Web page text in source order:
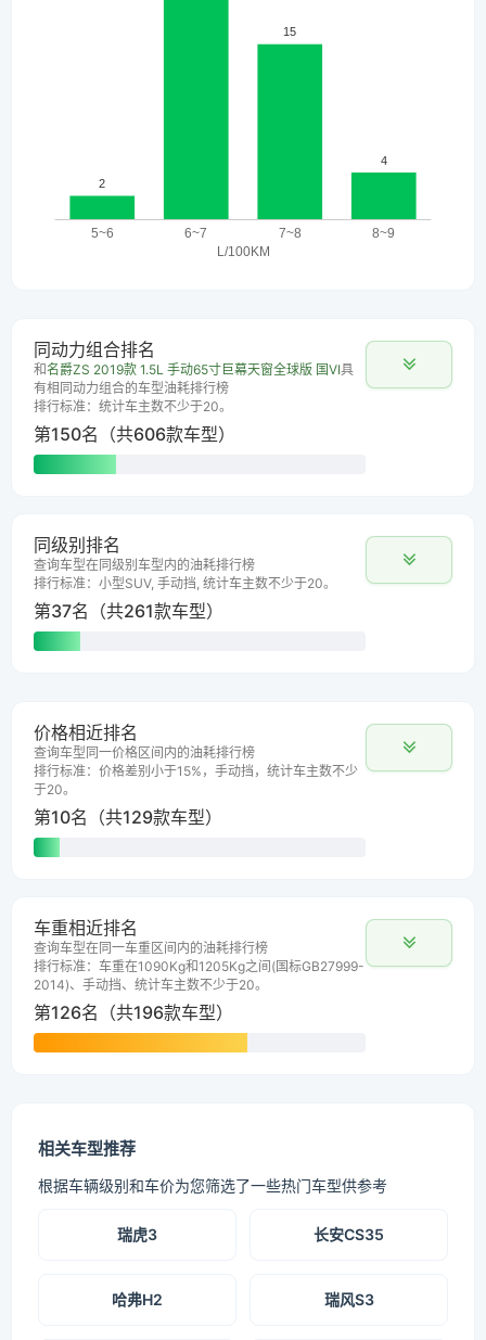
同动力组合排名
和名爵ZS 2019款 1.5L 手动65寸巨幕天窗全球版 国VI具
有相同动力组合的车型油耗排行榜
排行标准：统计车主数不少于20。
第150名（共606款车型）
同级别排名
查询车型在同级别车型内的油耗排行榜
排行标准：小型SUV, 手动挡, 统计车主数不少于20。
第37名（共261款车型）
价格相近排名
查询车型同一价格区间内的油耗排行榜
排行标准：价格差别小于15%，手动挡，统计车主数不少
于20。
第10名（共129款车型）
车重相近排名
查询车型在同一车重区间内的油耗排行榜
排行标准：车重在1090Kg和1205Kg之间(国标GB27999-
2014)、手动挡、统计车主数不少于20。
第126名（共196款车型）
相关车型推荐
根据车辆级别和车价为您筛选了一些热门车型供参考
瑞虎3 长安CS35
哈弗H2 瑞风S3